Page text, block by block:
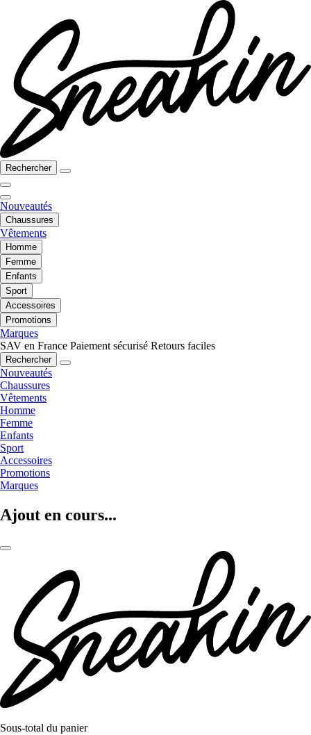
Rechercher
Nouveautés
Chaussures
Vêtements
Homme
Femme
Enfants
Sport
Accessoires
Promotions
Marques
SAV en France Paiement sécurisé Retours faciles
Rechercher
Nouveautés
Chaussures
Vêtements
Homme
Femme
Enfants
Sport
Accessoires
Promotions
Marques
Ajout en cours...
Sous-total du panier